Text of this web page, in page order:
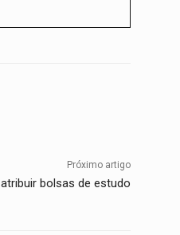
Próximo artigo
bolsas de estudo